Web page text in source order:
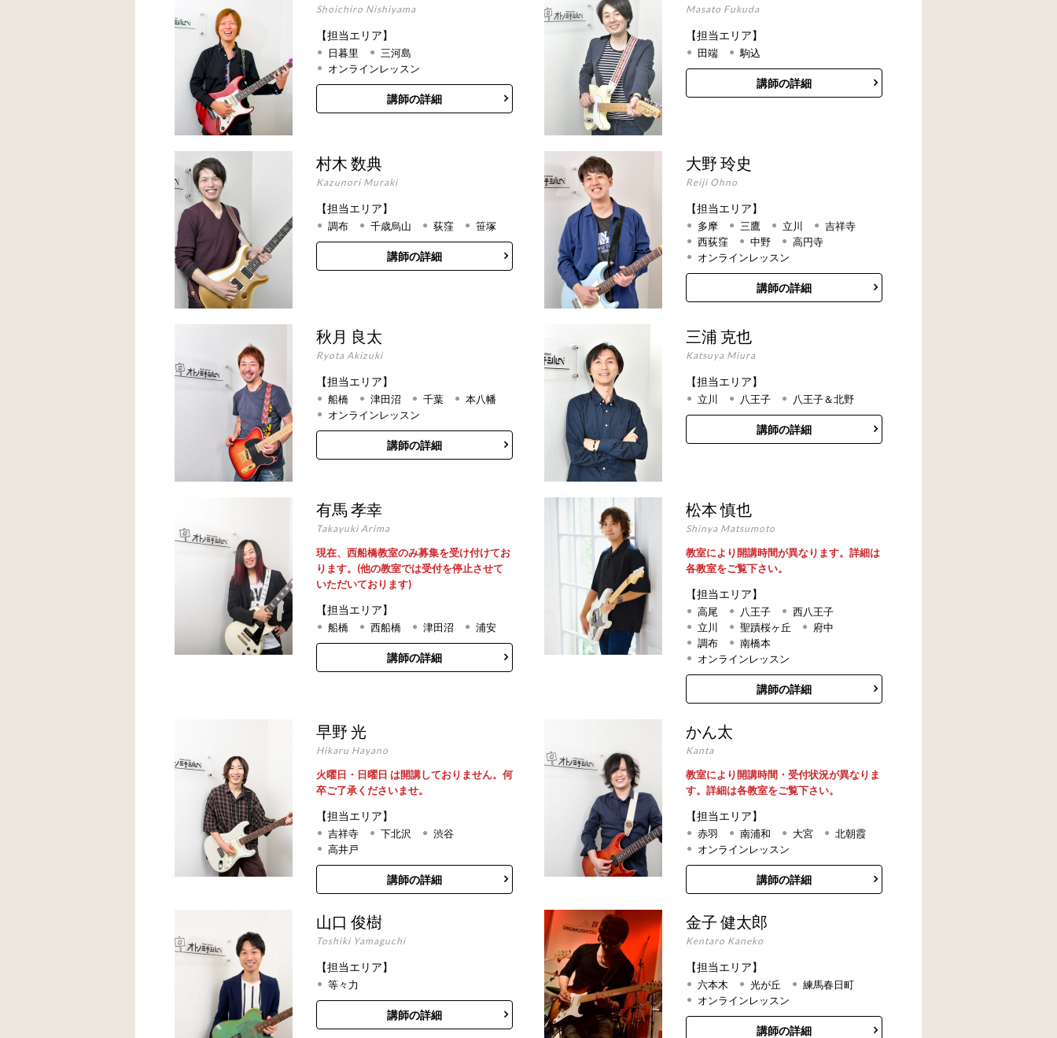
Shoichiro Nishiyama
【担当エリア】
日暮里
三河島
オンラインレッスン
講師の詳細
Masato Fukuda
【担当エリア】
田端 駒込
講師の詳細
村木 数典
Kazunori Muraki
【担当エリア】
調布 千歳烏山 荻窪 笹塚
講師の詳細
大野 玲史
Reiji Ohno
【担当エリア】
多摩 三鷹 立川
吉祥寺
西荻窪
中野
高円寺
オンラインレッスン
講師の詳細
秋月 良太
Ryota Akizuki
【担当エリア】
船橋 津田沼 千葉
本八幡
オンラインレッスン
講師の詳細
三浦 克也
Katsuya Miura
【担当エリア】
立川 八王子 八王子＆北野
講師の詳細
有馬 孝幸
Takayuki Arima
現在、西船橋教室のみ募集を受け付けてお
ります。(他の教室では受付を停止させて
いただいております)
【担当エリア】
船橋 西船橋 津田沼 浦安
講師の詳細
松本 慎也
Shinya Matsumoto
教室により開講時間が異なります。詳細は
各教室をご覧下さい。
【担当エリア】
高尾 八王子
西八王子
立川
聖蹟桜ヶ丘
府中
調布
南橋本
オンラインレッスン
講師の詳細
早野 光
Hikaru Hayano
火曜日・日曜日 は開講しておりません。何
卒ご了承くださいませ。
【担当エリア】
吉祥寺 下北沢
渋谷
高井戸
講師の詳細
かん太
Kanta
教室により開講時間・受付状況が異なりま
す。詳細は各教室をご覧下さい。
【担当エリア】
赤羽 南浦和 大宮
北朝霞
オンラインレッスン
講師の詳細
山口 俊樹
Toshiki Yamaguchi
【担当エリア】
等々力
講師の詳細
金子 健太郎
Kentaro Kaneko
【担当エリア】
六本木 光が丘
練馬春日町
オンラインレッスン
講師の詳細